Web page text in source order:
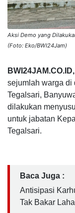
Aksi Demo yang
(Foto: Eko/BWI24Jam)
sejumlah warga di
Tegalsari,
dilakukan
untuk jabatan
Tegalsari.
Baca Juga :
Antisipasi
Tak Bakar